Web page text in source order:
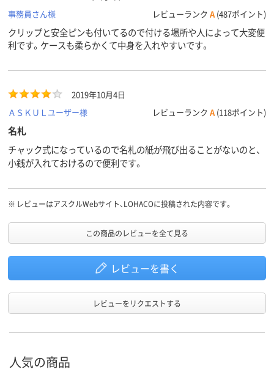
事務員さん様
レビューランク A (487ポイント)
クリップと安全ピンも付いてるので付ける場所や人によって大変便
利です。ケースも柔らかくて中身を入れやすいです。
2019年10月4日
ＡＳＫＵＬユーザー様
レビューランク A (118ポイント)
名札
チャック式になっているので名札の紙が飛び出ることがないのと、
小銭が入れておけるので便利です。
※ レビューはアスクルWebサイト、LOHACOに投稿された内容です。
この商品のレビューを全て見る
レビューを書く
レビューをリクエストする
人気の商品